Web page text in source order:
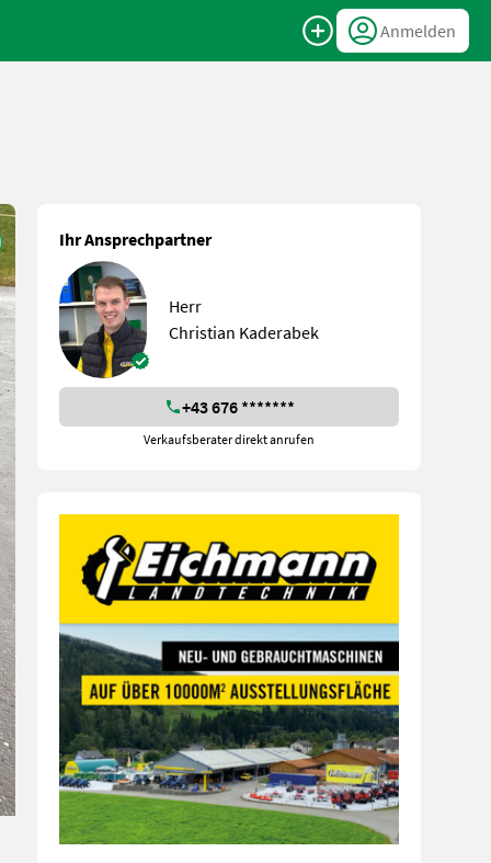
Anmelden
Ihr Ansprechpartner
Herr
Christian Kaderabek
+43 676 *******
Verkaufsberater direkt anrufen